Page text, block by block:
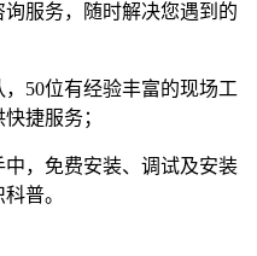
服务，随时解决您遇到的
50位有经验丰富的现场工
捷服务；
，免费安装、调试及安装
普。